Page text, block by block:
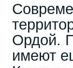
Ордой.
имеют